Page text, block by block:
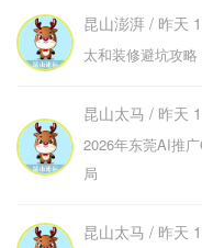
昆山澎湃 / 昨天
太和装修避坑攻
昆山太马 / 昨天
2026年东莞AI推
局
昆山太马 / 昨天